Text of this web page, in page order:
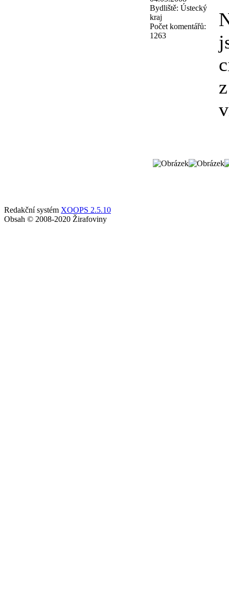
Bydliště: Ústecký
kraj
Počet komentářů:
1263
Redakční systém XOOPS 2.5.10
Obsah © 2008-2020 Žirafoviny